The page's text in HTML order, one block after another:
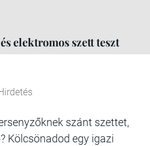
elektromos szett teszt
szánt szettet,
Kölcsönadod egy igazi